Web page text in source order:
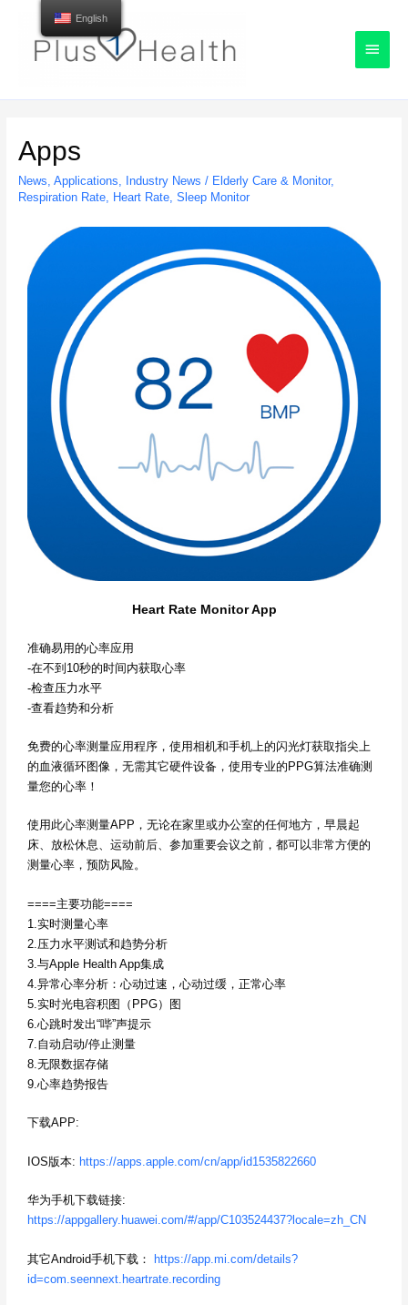
Apps
News, Applications, Industry News / Elderly Care & Monitor,
Respiration Rate, Heart Rate, Sleep Monitor
Heart Rate Monitor App
准确易用的心率应用
-在不到10秒的时间内获取心率
-检查压力水平
-查看趋势和分析
免费的心率测量应用程序，使用相机和手机上的闪光灯获取指尖上
的血液循环图像，无需其它硬件设备，使用专业的PPG算法准确测
量您的心率！
使用此心率测量APP，无论在家里或办公室的任何地方，早晨起
床、放松休息、运动前后、参加重要会议之前，都可以非常方便的
测量心率，预防风险。
====主要功能====
1.实时测量心率
2.压力水平测试和趋势分析
3.与Apple Health App集成
4.异常心率分析：心动过速，心动过缓，正常心率
5.实时光电容积图（PPG）图
6.心跳时发出“哔”声提示
7.自动启动/停止测量
8.无限数据存储
9.心率趋势报告
下载APP:
IOS版本: https://apps.apple.com/cn/app/id1535822660
华为手机下载链接:
https://appgallery.huawei.com/#/app/C103524437?locale=zh_CN
其它Android手机下载： https://app.mi.com/details?
id=com.seennext.heartrate.recording
English